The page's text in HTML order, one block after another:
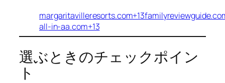
all-in-aa.com+13
選ぶときのチェックポイン
ト